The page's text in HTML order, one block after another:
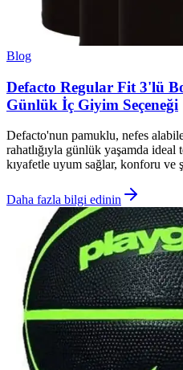
Blog
Defacto Regular Fit 3'lü
Günlük İç Giyim Seçeneği
Defacto'nun pamuklu, nefes
rahatlığıyla günlük yaşamda
kıyafetle uyum sağlar, konforu ve
Daha fazla bilgi edinin